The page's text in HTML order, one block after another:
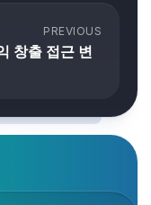
PREVIOUS
창출 접근 변